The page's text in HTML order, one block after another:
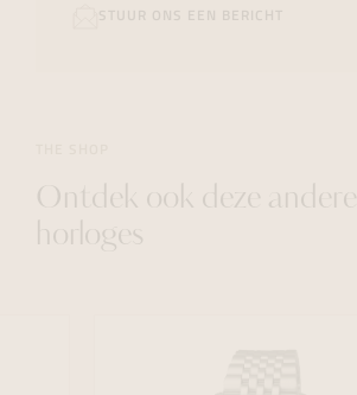
Ontdek ook deze andere
horloges